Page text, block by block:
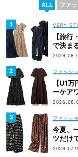
ALL ファ
VERY
【旅
で決ま
ファッシ
【U1
ーケア
ファッシ
今夏、
ツだけ